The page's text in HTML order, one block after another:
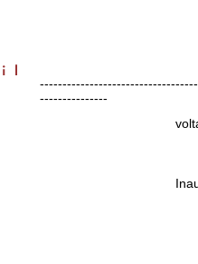
---------------